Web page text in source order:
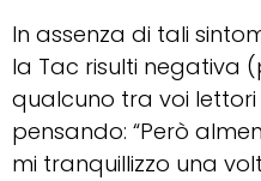
In assenza di tali
la Tac risulti negativa
qualcuno tra voi
pensando: “Però
mi tranquillizzo una